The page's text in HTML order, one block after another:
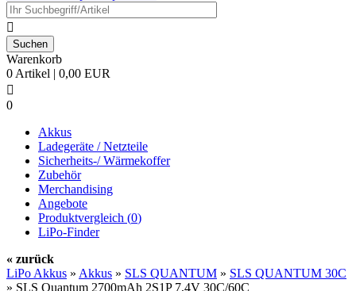

Warenkorb
0 Artikel | 0,00 EUR

0
Akkus
Ladegeräte / Netzteile
Sicherheits-/ Wärmekoffer
Zubehör
Merchandising
Angebote
Produktvergleich (0)
LiPo-Finder
« zurück
LiPo Akkus » Akkus » SLS QUANTUM » SLS QUANTUM 30C
» SLS Quantum 2700mAh 2S1P 7,4V 30C/60C